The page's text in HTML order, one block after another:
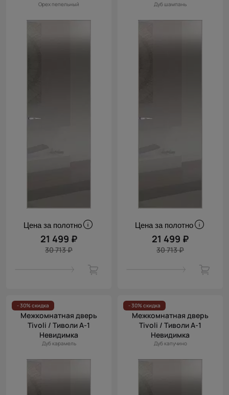
Орех пепельный
Цена за полотно
21 499 ₽
30 713 ₽
Дуб шампань
Цена за полотно
21 499 ₽
30 713 ₽
- 30% скидка
Межкомнатная дверь
Tivoli / Тиволи А-1
Невидимка
Дуб карамель
- 30% скидка
Межкомнатная дверь
Tivoli / Тиволи А-1
Невидимка
Дуб капучино